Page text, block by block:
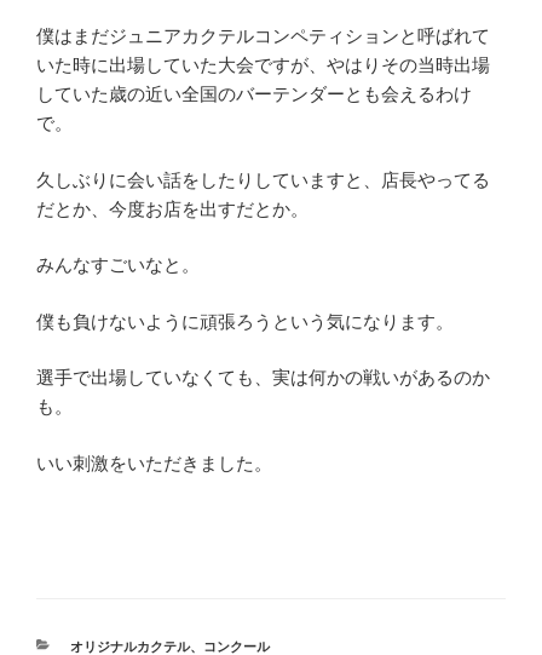
僕はまだジュニアカクテルコンペティションと呼ばれて
いた時に出場していた大会ですが、やはりその当時出場
していた歳の近い全国のバーテンダーとも会えるわけ
で。
久しぶりに会い話をしたりしていますと、店長やってる
だとか、今度お店を出すだとか。
みんなすごいなと。
僕も負けないように頑張ろうという気になります。
選手で出場していなくても、実は何かの戦いがあるのか
も。
いい刺激をいただきました。
カ
オリジナルカクテル、 コンクール